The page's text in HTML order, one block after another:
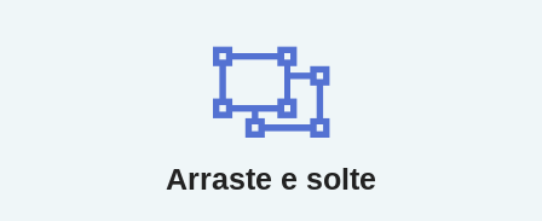
Arraste e solte